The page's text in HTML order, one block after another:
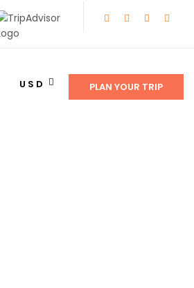
USD PLAN YOUR TRIP